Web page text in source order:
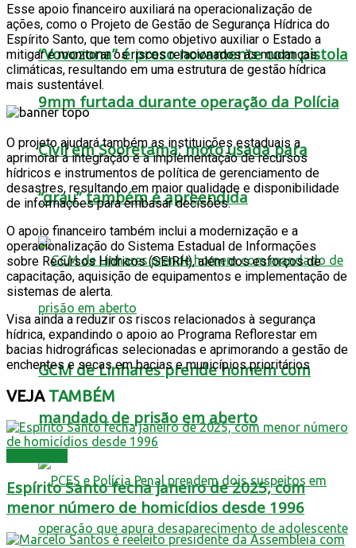
“Vovozona” é preso novamente com pistola
9mm furtada durante operação da Polícia
Civil em Sooretama; moto usada para
“grau” também é apreendida
GCM de Linhares prende homem com
mandado de prisão em aberto
Esse apoio financeiro auxiliará na operacionalização de
ações, como o Projeto de Gestão de Segurança Hídrica do
Espírito Santo, que tem como objetivo auxiliar o Estado a
mitigar e monitorar os riscos relacionados às mudanças
climáticas, resultando em uma estrutura de gestão hídrica
mais sustentável.
O projeto ajudará também as instituições estaduais a
aprimorar a integração e a implementação de recursos
hídricos e instrumentos de política de gerenciamento de
desastres, resultando em maior qualidade e disponibilidade
de informações para embasar decisões.
O apoio financeiro também inclui a modernização e a
operacionalização do Sistema Estadual de Informações
sobre Recursos Hídricos (SEIRH), além dos esforços de
capacitação, aquisição de equipamentos e implementação de
sistemas de alerta.
Visa ainda a reduzir os riscos relacionados à segurança
hídrica, expandindo o apoio ao Programa Reflorestar em
bacias hidrográficas selecionadas e aprimorando a gestão de
enchentes e secas em bacias e municípios prioritários
VEJATAMBÉM
Espírito Santo fecha janeiro de 2025, com
menor número de homicídios desde 1996